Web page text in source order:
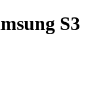
S3